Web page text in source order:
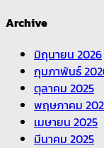
Archive
มิถุนายน 2026
กุมภาพันธ์
ตุลาคม 2025
พฤษภาคม
เมษายน 2025
มีนาคม 2025